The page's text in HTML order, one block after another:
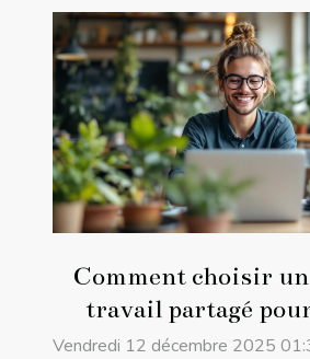
Comment choisir un
travail partagé
votre réseau
Vendredi 12 décembre 2025